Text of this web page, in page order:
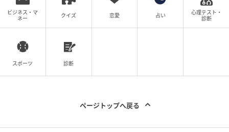
ビジネス・マ
ネー
クイズ 恋愛 占い
心理テスト・
診断
スポーツ 診断
ページトップへ戻る